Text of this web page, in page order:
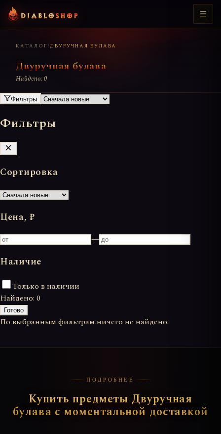
КАТАЛОГ/ДВУРУЧНАЯ БУЛАВА
Двуручная булава
Найдено: 0
Фильтры
Фильтры
Сортировка
Цена, ₽
—
Наличие
Только в наличии
Найдено: 0
Готово
По выбранным фильтрам ничего не найдено.
ПОДРОБНЕЕ
Купить предметы Двуручная
булава с моментальной доставкой